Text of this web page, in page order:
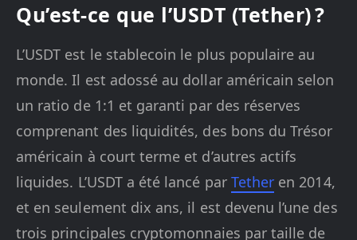
Qu’est-ce que l’USDT (Tether) ?
L’USDT est le stablecoin le plus populaire au
monde. Il est adossé au dollar américain selon
un ratio de 1:1 et garanti par des réserves
comprenant des liquidités, des bons du Trésor
américain à court terme et d’autres actifs
liquides. L’USDT a été lancé par Tether en 2014,
et en seulement dix ans, il est devenu l’une des
trois principales cryptomonnaies par taille de